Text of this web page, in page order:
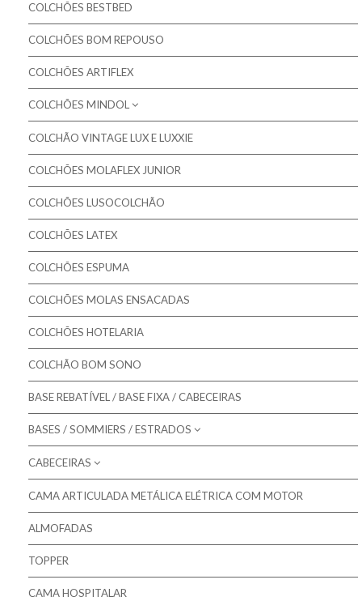
Colchões Colmol
Almofadas Colmol
COLCHÕES BESTBED
COLCHÕES BOM REPOUSO
COLCHÕES ARTIFLEX
COLCHÕES MINDOL
Colchões Gama MAXISAC
COLCHÕES GAMA NATURE
Colchões Gama MASTER
Colchões Gama ORTOPÉDICO
Colchões Gama SOFT
COLCHÃO VINTAGE LUX E LUXXIE
COLCHÕES MOLAFLEX JUNIOR
COLCHÕES LUSOCOLCHÃO
COLCHÕES LATEX
COLCHÕES ESPUMA
COLCHÕES MOLAS ENSACADAS
COLCHÕES HOTELARIA
COLCHÃO BOM SONO
BASE REBATÍVEL / BASE FIXA / CABECEIRAS
BASES / SOMMIERS / ESTRADOS
Molaflex - Bases Forradas
Molaflex - Lâminas
Molaflex - Rebatíveis
Pikolin - Bases
CABECEIRAS
Molaflex - Cabeceiras para camas
Mindol - Cabeceiras para camas
CAMA ARTICULADA METÁLICA ELÉTRICA COM MOTOR
ALMOFADAS
TOPPER
CAMA HOSPITALAR